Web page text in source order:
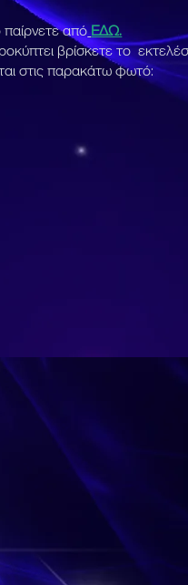
παίρνετε απόΕΔΩ.
βρίσκετε το
στις παρακάτω φωτό: